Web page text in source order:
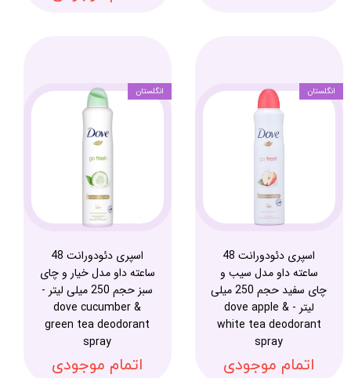
اسپری دئودورانت 48
ساعته داو مدل سیب و
چای سفید حجم 250 میلی
لیتر - dove apple &
white tea deodorant
spray
اتمام موجودی
انگلستان
اسپری دئودورانت 48
ساعته داو مدل خیار و چای
سبز حجم 250 میلی لیتر -
dove cucumber &
green tea deodorant
spray
اتمام موجودی
انگلستان